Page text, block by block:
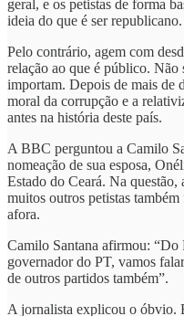
geral, e os petistas de forma
ideia do que é ser republicano.
Pelo contrário, agem com
relação ao que é público.
importam. Depois de mais de
moral da corrupção e a
antes na história deste país.
A BBC perguntou a Camilo
nomeação de sua esposa,
Estado do Ceará. Na questão,
muitos outros petistas
afora.
Camilo Santana afirmou: “Do
governador do PT, vamos
de outros partidos também”.
A jornalista explicou o óbvio.